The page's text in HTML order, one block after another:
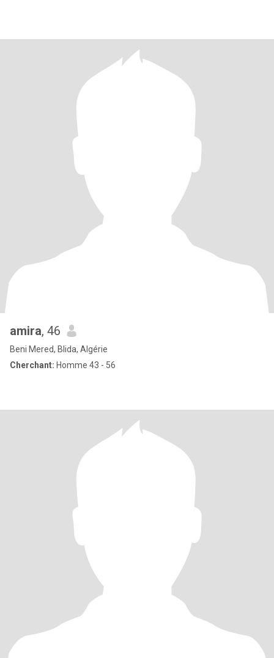
amira, 46
Beni Mered, Blida, Algérie
Cherchant: Homme 43 - 56